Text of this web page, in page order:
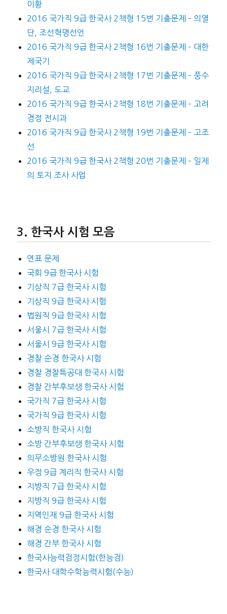
이황
2016 국가직 9급 한국사 2책형 15번 기출문제 – 의열
단, 조선혁명선언
2016 국가직 9급 한국사 2책형 16번 기출문제 – 대한
제국기
2016 국가직 9급 한국사 2책형 17번 기출문제 – 풍수
지리설, 도교
2016 국가직 9급 한국사 2책형 18번 기출문제 – 고려
경정 전시과
2016 국가직 9급 한국사 2책형 19번 기출문제 – 고조
선
2016 국가직 9급 한국사 2책형 20번 기출문제 – 일제
의 토지 조사 사업
한국사 시험 모음
연표 문제
국회 9급 한국사 시험
기상직 7급 한국사 시험
기상직 9급 한국사 시험
법원직 9급 한국사 시험
서울시 7급 한국사 시험
서울시 9급 한국사 시험
경찰 순경 한국사 시험
경찰 경찰특공대 한국사 시험
경찰 간부후보생 한국사 시험
국가직 7급 한국사 시험
국가직 9급 한국사 시험
소방직 한국사 시험
소방 간부후보생 한국사 시험
의무소방원 한국사 시험
우정 9급 계리직 한국사 시험
지방직 7급 한국사 시험
지방직 9급 한국사 시험
지역인재 9급 한국사 시험
해경 순경 한국사 시험
해경 간부 한국사 시험
한국사능력검정시험(한능검)
한국사 대학수학능력시험(수능)